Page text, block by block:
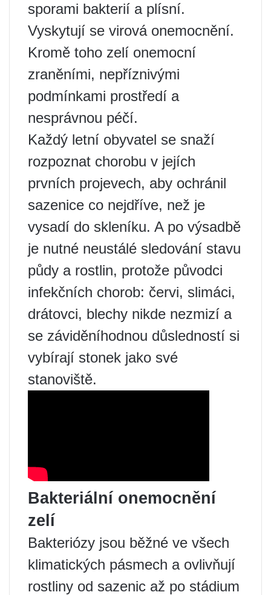
sporami bakterií a plísní.
Vyskytují se virová onemocnění.
Kromě toho zelí onemocní
zraněními, nepříznivými
podmínkami prostředí a
nesprávnou péčí.
Každý letní obyvatel se snaží
rozpoznat chorobu v jejích
prvních projevech, aby ochránil
sazenice co nejdříve, než je
vysadí do skleníku. A po výsadbě
je nutné neustálé sledování stavu
půdy a rostlin, protože původci
infekčních chorob: červi, slimáci,
drátovci, blechy nikde nezmizí a
se záviděníhodnou důsledností si
vybírají stonek jako své
stanoviště.
Bakteriální onemocnění
zelí
Bakteriózy jsou běžné ve všech
klimatických pásmech a ovlivňují
rostliny od sazenic až po stádium